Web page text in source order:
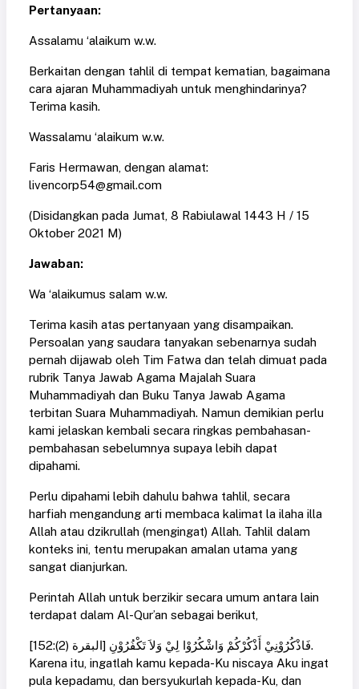
Pertanyaan:
Assalamu ‘alaikum w.w.
Berkaitan dengan tahlil di tempat kematian, bagaimana
cara ajaran Muhammadiyah untuk menghindarinya?
Terima kasih.
Wassalamu ‘alaikum w.w.
Faris Hermawan, dengan alamat:
livencorp54@gmail.com
(Disidangkan pada Jumat, 8 Rabiulawal 1443 H / 15
Oktober 2021 M)
Jawaban:
Wa ‘alaikumus salam w.w.
Terima kasih atas pertanyaan yang disampaikan.
Persoalan yang saudara tanyakan sebenarnya sudah
pernah dijawab oleh Tim Fatwa dan telah dimuat pada
rubrik Tanya Jawab Agama Majalah Suara
Muhammadiyah dan Buku Tanya Jawab Agama
terbitan Suara Muhammadiyah. Namun demikian perlu
kami jelaskan kembali secara ringkas pembahasan-
pembahasan sebelumnya supaya lebih dapat
dipahami.
Perlu dipahami lebih dahulu bahwa tahlil, secara
harfiah mengandung arti membaca kalimat la ilaha illa
Allah atau dzikrullah (mengingat) Allah. Tahlil dalam
konteks ini, tentu merupakan amalan utama yang
sangat dianjurkan.
Perintah Allah untuk berzikir secara umum antara lain
terdapat dalam Al-Qur’an sebagai berikut,
فَاذْكُرُوْنِيْ أَذْكُرْكُمْ وَاشْكُرُوْا لِيْ وَلاَ تَكْفُرُوْنِ [البقرة (2):152].
Karena itu, ingatlah kamu kepada-Ku niscaya Aku ingat
pula kepadamu, dan bersyukurlah kepada-Ku, dan